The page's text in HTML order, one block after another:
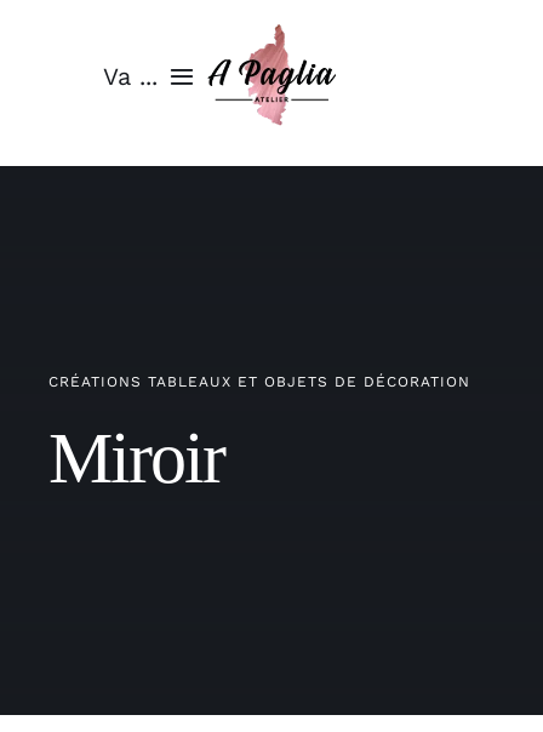
Va ...
CRÉATIONS TABLEAUX ET OBJETS DE DÉCORATION
Miroir